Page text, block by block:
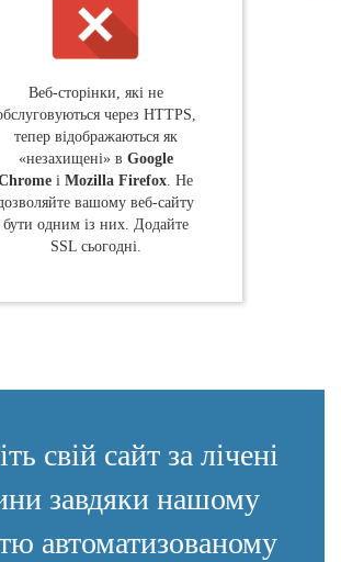
Веб-сторінки, які не
через HTTPS,
тепер відображаються як
«незахищені» в Google
і Mozilla Firefox. Не
вашому веб-сайту
бути одним із них. Додайте
SSL сьогодні.
свій сайт за лічені
завдяки нашому
автоматизованому